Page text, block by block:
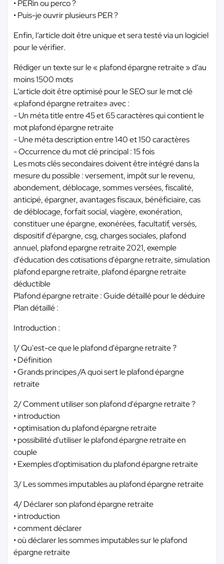
• PERin ou perco ?
• Puis-je ouvrir plusieurs PER ?
Enfin, l’article doit être unique et sera testé via un logiciel
pour le vérifier.
Rédiger un texte sur le « plafond épargne retraite » d’au
moins 1500 mots
L’article doit être optimisé pour le SEO sur le mot clé
«plafond épargne retraite» avec :
- Un méta title entre 45 et 65 caractères qui contient le
mot plafond épargne retraite
- Une méta description entre 140 et 150 caractères
- Occurrence du mot clé principal : 15 fois
Les mots clés secondaires doivent être intégré dans la
mesure du possible : versement, impôt sur le revenu,
abondement, déblocage, sommes versées, fiscalité,
anticipé, épargner, avantages fiscaux, bénéficiaire, cas
de déblocage, forfait social, viagère, exonération,
constituer une épargne, exonérées, facultatif, versés,
dispositif d'épargne, csg, charges sociales, plafond
annuel, plafond epargne retraite 2021, exemple
d'éducation des cotisations d'épargne retraite, simulation
plafond epargne retraite, plafond épargne retraite
déductible
Plafond épargne retraite : Guide détaillé pour le déduire
Plan détaillé :
Introduction :
1/ Qu'est-ce que le plafond d'épargne retraite ?
• Définition
• Grands principes /A quoi sert le plafond épargne
retraite
2/ Comment utiliser son plafond d'épargne retraite ?
• introduction
• optimisation du plafond épargne retraite
• possibilité d'utiliser le plafond épargne retraite en
couple
• Exemples d'optimisation du plafond épargne retraite
3/ Les sommes imputables au plafond épargne retraite
4/ Déclarer son plafond épargne retraite
• introduction
• comment déclarer
• où déclarer les sommes imputables sur le plafond
épargne retraite